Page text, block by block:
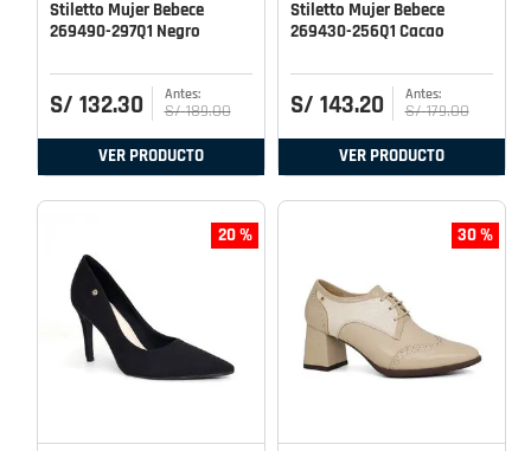
Stiletto Mujer Bebece
269490-297Q1 Negro
S/ 132.30 S/ 189.00
VER PRODUCTO
Stiletto Mujer Bebece
269430-256Q1 Cacao
S/ 143.20 S/ 179.00
VER PRODUCTO
20 % 30 %